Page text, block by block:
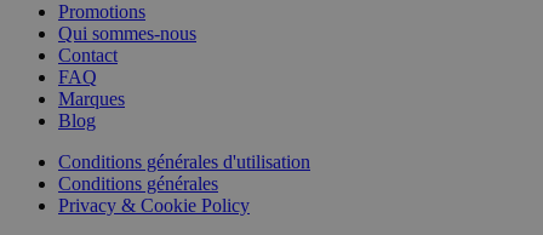
Promotions
Qui sommes-nous
Contact
FAQ
Marques
Blog
Conditions générales d'utilisation
Conditions générales
Privacy & Cookie Policy